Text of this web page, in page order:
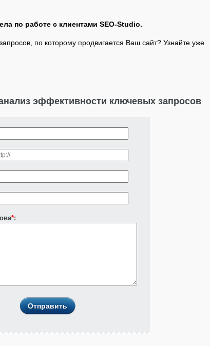
по работе с клиентами SEO-Studio.
по которому продвигается Ваш сайт? Узнайте уже
эффективности ключевых запросов
*: